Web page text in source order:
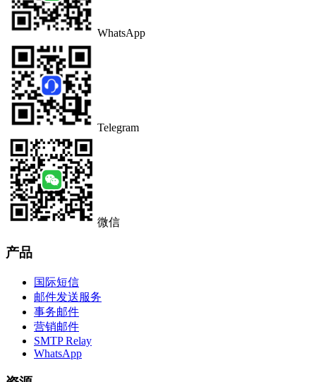
WhatsApp
Telegram
微信
产品
国际短信
邮件发送服务
事务邮件
营销邮件
SMTP Relay
WhatsApp